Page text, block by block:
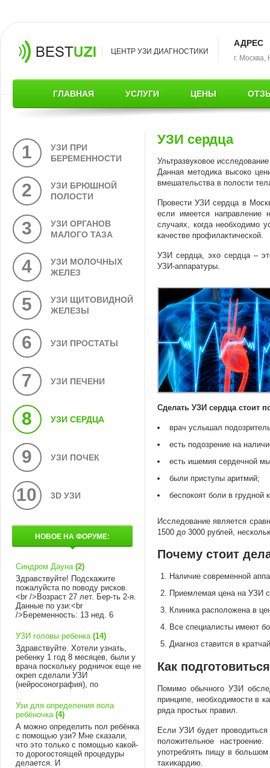
ЦЕНТР УЗИ ДИАГНОСТИКИ
АДРЕС
г. Москва,
ГЛАВНАЯ УСЛУГИ ЦЕНЫ
УЗИ сердца
Ультразвуковое
Данная методика высоко
вмешательства в полости
Провести УЗИ сердца в
если имеется направление
случаях, когда необходимо
качестве профилактической.
УЗИ сердца, эхо сердца –
УЗИ-аппаратуры.
Сделать УЗИ сердца стоит
врач услышал
есть подозрение на
есть ишемия сердечной
были приступы аритмий;
беспокоят боли в грудной
Исследование является
1500 до 3000 рублей,
Почему стоит
Наличие современной
Приемлемая цена на УЗИ
Клиника расположена в
Все специалисты имеют
Диагноз ставится в
Как
Помимо обычного УЗИ
принципе, необходимости в
ряда простых правил.
Если УЗИ будет проводиться
положительное
употреблять пищу в большом
тахикардию.
1
УЗИ ПРИ
БЕРЕМЕННОСТИ
2
УЗИ БРЮШНОЙ
ПОЛОСТИ
3
УЗИ ОРГАНОВ
МАЛОГО ТАЗА
4
УЗИ МОЛОЧНЫХ
ЖЕЛЕЗ
5
УЗИ ЩИТОВИДНОЙ
ЖЕЛЕЗЫ
6 УЗИ ПРОСТАТЫ
7 УЗИ ПЕЧЕНИ
8 УЗИ СЕРДЦА
9 УЗИ ПОЧЕК
10 3D УЗИ
НОВОЕ НА ФОРУМЕ:
Синдром Дауна (2)
Здравствуйте! Подскажите
пожалуйста по поводу рисков.
<br />Возраст 27 лет. Бер-ть 2-я.
Данные по узи:<br
/>Беременность: 13 нед. 6
УЗИ головы ребенка (14)
Здравствуйте. Хотели узнать,
ребенку 1 год 8 месяцев, были у
врача поскольку родничок еще не
окреп сделали УЗИ
(нейросонография), по
Узи для определения пола
ребёночка (4)
А можно определить пол ребёнка
с помощью узи? Мне сказали,
что это только с помощью какой-
то дорогостоящей процедуры
делается. И